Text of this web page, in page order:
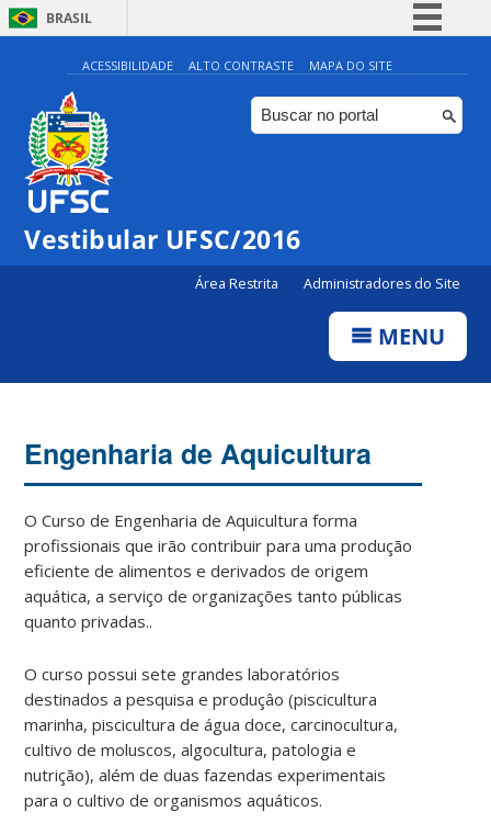
BRASIL
Simplifique!
Comunica BR
Participe
ACESSIBILIDADE ALTO CONTRASTE MAPA DO SITE
Vestibular UFSC/2016
Área Restrita Administradores do Site
MENU
Engenharia de Aquicultura
O Curso de Engenharia de Aquicultura forma
profissionais que irão contribuir para uma produção
eficiente de alimentos e derivados de origem
aquática, a serviço de organizações tanto públicas
quanto privadas..
O curso possui sete grandes laboratórios
destinados a pesquisa e produçâo (piscicultura
marinha, piscicultura de água doce, carcinocultura,
cultivo de moluscos, algocultura, patologia e
nutrição), além de duas fazendas experimentais
para o cultivo de organismos aquáticos.